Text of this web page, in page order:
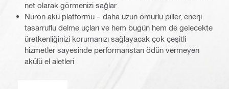
net olarak görmenizi sağlar
Nuron akü platformu – daha uzun ömürlü piller, enerji
tasarruflu delme uçları ve hem bugün hem de gelecekte
üretkenliğinizi korumanızı sağlayacak çok çeşitli
hizmetler sayesinde performanstan ödün vermeyen
akülü el aletleri